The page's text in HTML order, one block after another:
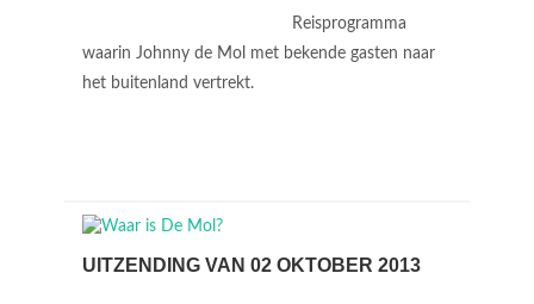
Reisprogramma
waarin Johnny de Mol met bekende gasten naar
het buitenland vertrekt.
UITZENDING VAN 02 OKTOBER 2013